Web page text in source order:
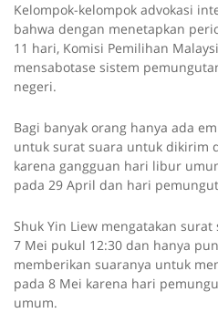
Kelompok-kelompok advokasi
bahwa dengan menetapkan
11 hari, Komisi Pemilihan
mensabotase sistem
negeri.
Bagi banyak orang hanya ada
untuk surat suara untuk dikirim
karena gangguan hari libur
pada 29 April dan hari
Shuk Yin Liew mengatakan
7 Mei pukul 12:30 dan hanya
memberikan suaranya untuk
pada 8 Mei karena hari
umum.